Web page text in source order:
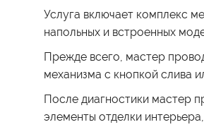
Услуга включает комплекс
напольных и встроенных
Прежде всего, мастер
механизма с кнопкой слива
После диагностики мастер
элементы отделки